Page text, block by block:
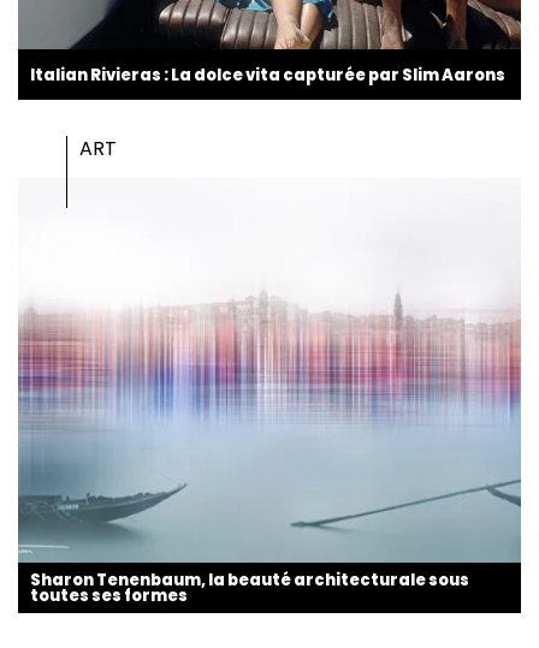
Italian Rivieras : La dolce vita capturée par Slim Aarons
ART
Sharon Tenenbaum, la beauté architecturale sous
toutes ses formes